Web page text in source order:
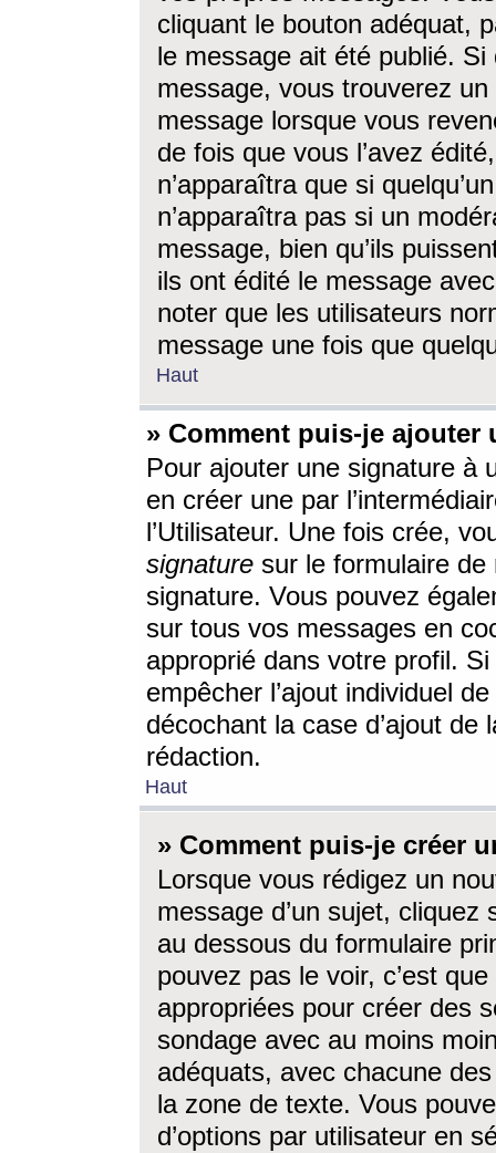
cliquant le bouton adéquat,
le message ait été publié. Si
message, vous trouverez
message lorsque vous
de fois que vous l’avez
n’apparaîtra que si
n’apparaîtra pas si un
message, bien qu’ils
ils ont édité le message
noter que les utilisateurs
message une fois que
Haut
» Comment puis-je ajouter
Pour ajouter une signature à
en créer une par
l’Utilisateur. Une fois crée,
signature sur le formulaire de
signature. Vous pouvez
sur tous vos messages en
approprié dans votre profil.
empêcher l’ajout individuel
décochant la case d’ajout
rédaction.
Haut
» Comment puis-je créer
Lorsque vous rédigez un
message d’un sujet, cliquez
au dessous du formulaire
pouvez pas le voir, c’est
appropriées pour créer des
sondage avec au moins
adéquats, avec chacune
la zone de texte. Vous
d’options par utilisateur en